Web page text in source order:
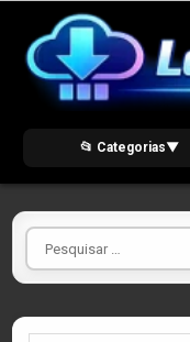
content
📂 Categorias▼
Pesquisar
por